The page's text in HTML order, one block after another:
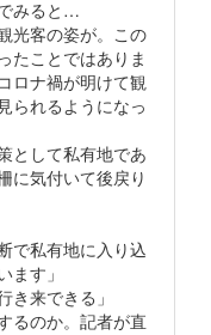
みると…
光客の姿が。この
たことではありま
ロナ禍が明けて観
られるようになっ
として私有地であ
に気付いて後戻り
で私有地に入り込
ます」
き来できる」
るのか。記者が直